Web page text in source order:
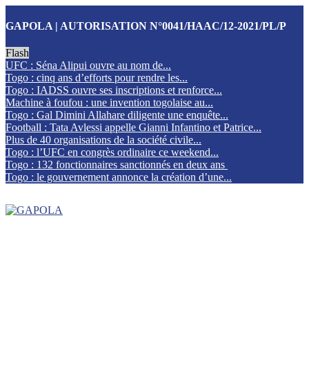
GAPOLA | AUTORISATION N°0041/HAAC/12-2021/PL/P
Flash
UFC : Séna Alipui ouvre au nom de...
Togo : cinq ans d’efforts pour rendre les...
Togo : IADSS ouvre ses inscriptions et renforce...
Machine à foufou : une invention togolaise au...
Togo : Gal Dimini Allahare diligente une enquête...
Football : Tata Avlessi appelle Gianni Infantino et Patrice...
Plus de 40 organisations de la société civile...
Togo : l’UFC en congrès ordinaire ce weekend...
Togo : 132 fonctionnaires sanctionnés en deux ans
Togo : le gouvernement annonce la création d’une...